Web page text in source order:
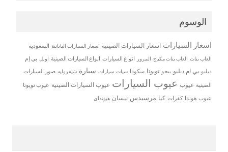
الوسوم
اسعار السيارات اسعار السيارات الصينية اسعار السيارات اليابانية السعودية
العاب بنات العاب بنات مكياج المرور انواع السيارات انواع السيارات الصينية اوبل بي إم
دبليو بي ام دبليو بيجو تويوتا سكودا سيات سيارات سيارة شيفروليه صور السيارات
الصينية عيوب عيوب السيارات عيوب السيارات الصينية عيوب تويوتا
عيوب هوندا كفرات كيا مرسيدس نيسان هيونداي